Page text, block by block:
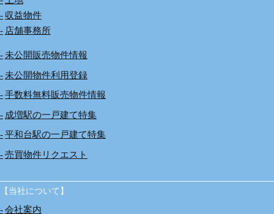
収益物件
店舗事務所
未公開販売物件情報
未公開物件利用登録
手数料無料販売物件情報
成増駅の一戸建て特集
平和台駅の一戸建て特集
売買物件リクエスト
【当社について】
会社案内